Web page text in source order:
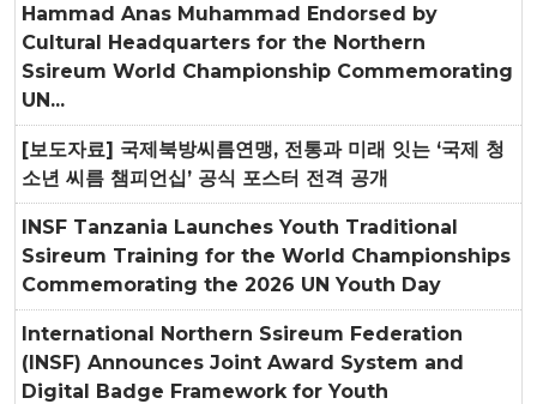
Hammad Anas Muhammad Endorsed by
Cultural Headquarters for the Northern
Ssireum World Championship Commemorating
UN...
[보도자료] 국제북방씨름연맹, 전통과 미래 잇는 ‘국제 청
소년 씨름 챔피언십’ 공식 포스터 전격 공개
INSF Tanzania Launches Youth Traditional
Ssireum Training for the World Championships
Commemorating the 2026 UN Youth Day
International Northern Ssireum Federation
(INSF) Announces Joint Award System and
Digital Badge Framework for Youth